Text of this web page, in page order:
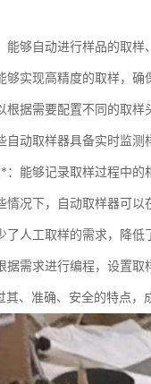
够自动进行样品的取样
实现高精度的取样，确
据需要配置不同的取样
动取样器具备实时监测
能够记录取样过程中的
况下，自动取样器可以
人工取样的需求，降低
需求进行编程，设置取
其、准确、安全的特点，